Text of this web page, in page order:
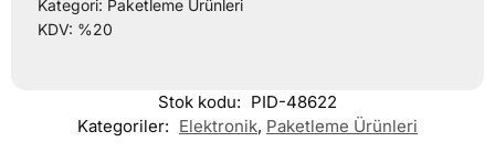
Kategori: Paketleme Ürünleri
KDV: %20
Stok kodu: PID-48622
Kategoriler: Elektronik, Paketleme Ürünleri